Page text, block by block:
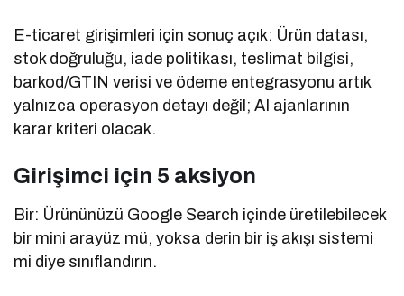
E-ticaret girişimleri için sonuç açık: Ürün datası,
stok doğruluğu, iade politikası, teslimat bilgisi,
barkod/GTIN verisi ve ödeme entegrasyonu artık
yalnızca operasyon detayı değil; AI ajanlarının
karar kriteri olacak.
Girişimci için 5 aksiyon
Bir: Ürününüzü Google Search içinde üretilebilecek
bir mini arayüz mü, yoksa derin bir iş akışı sistemi
mi diye sınıflandırın.